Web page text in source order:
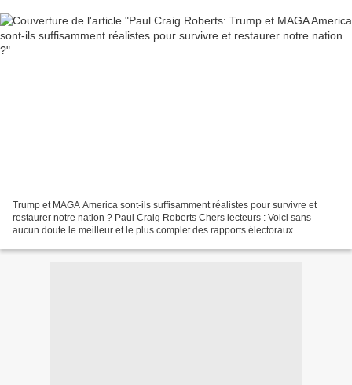
Trump et MAGA America sont-ils suffisamment réalistes pour survivre et
restaurer notre nation ? Paul Craig Roberts Chers lecteurs : Voici sans
aucun doute le meilleur et le plus complet des rapports électoraux
on-the-grand?utm_source=post-email-